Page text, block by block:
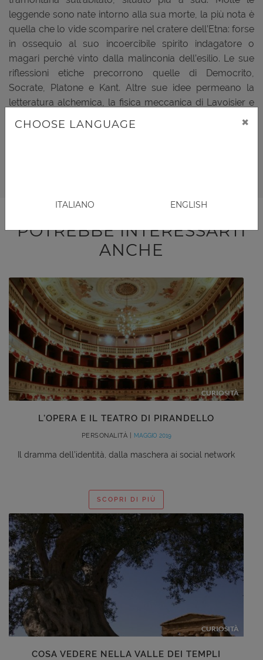
leggende sono nate intorno alla sua morte, la più nota è
quella che lo vide scomparire nel cratere dell’Etna: forse
in ossequio al suo incoercibile spirito indagatore o
magari perché vinto dalla malinconia dell’esilio. Le sue
riflessioni etiche precorrono quelle di Democrito,
Socrate, Platone e Kant. Altre sue idee permeano la
letteratura alchemica, la fisica meccanica di Lavoisier e
la psicoanalisi, in particolare, quella di Jung. E tuttavia il
pensiero di Empedocle resta ancora lontano dall’essere
POTREBBE INTERESSARTI
ANCHE
CURIOSITÀ
L’OPERA E IL TEATRO DI PIRANDELLO
PERSONALITÀ | MAGGIO 2019
Il dramma dell’identità, dalla maschera ai social network
SCOPRI DI PIÙ
CURIOSITÀ
COSA VEDERE NELLA VALLE DEI TEMPLI
CHOOSE LANGUAGE ×
ITALIANO ENGLISH